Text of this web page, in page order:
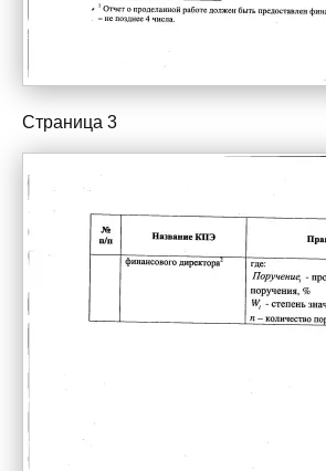
Страница 3